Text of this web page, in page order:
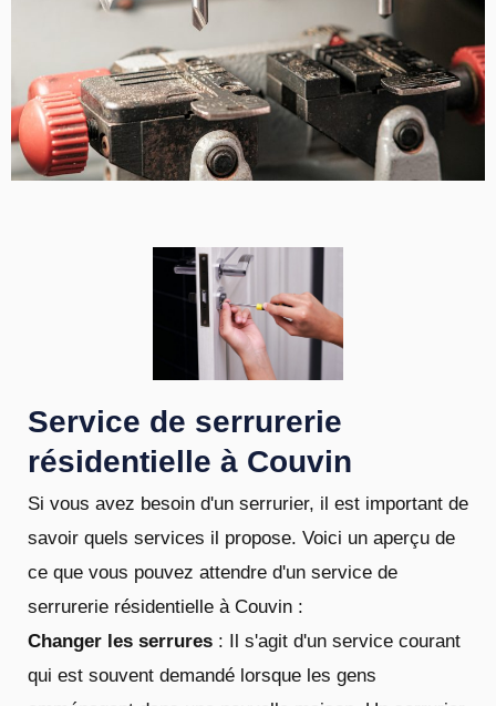
Service de serrurerie
résidentielle à Couvin
Si vous avez besoin d'un serrurier, il est important de
savoir quels services il propose. Voici un aperçu de
ce que vous pouvez attendre d'un service de
serrurerie résidentielle à Couvin :
Changer les serrures : Il s'agit d'un service courant
qui est souvent demandé lorsque les gens